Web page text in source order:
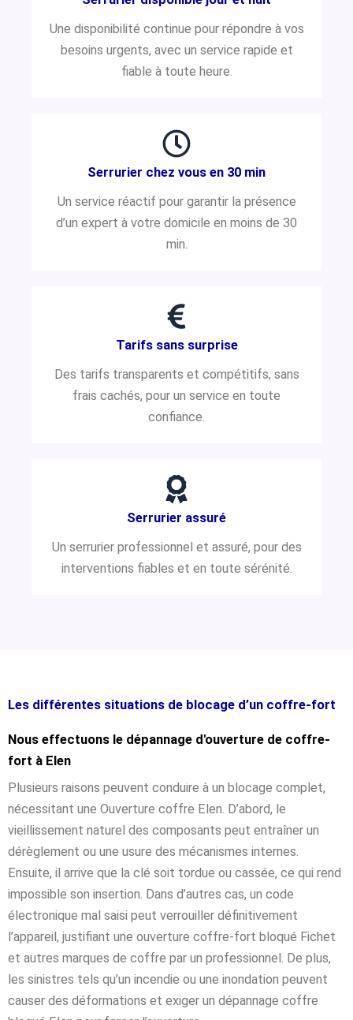
Une disponibilité continue pour répondre à vos
besoins urgents, avec un service rapide et
fiable à toute heure.
Serrurier chez vous en 30 min
Un service réactif pour garantir la présence
d’un expert à votre domicile en moins de 30
min.
Tarifs sans surprise
Des tarifs transparents et compétitifs, sans
frais cachés, pour un service en toute
confiance.
Serrurier assuré
Un serrurier professionnel et assuré, pour des
interventions fiables et en toute sérénité.
Les différentes situations de blocage d’un coffre-fort
Nous effectuons le dépannage d'ouverture de coffre-
fort à Elen
Plusieurs raisons peuvent conduire à un blocage complet,
nécessitant une Ouverture coffre Elen. D’abord, le
vieillissement naturel des composants peut entraîner un
dérèglement ou une usure des mécanismes internes.
Ensuite, il arrive que la clé soit tordue ou cassée, ce qui rend
impossible son insertion. Dans d’autres cas, un code
électronique mal saisi peut verrouiller définitivement
l’appareil, justifiant une ouverture coffre-fort bloqué Fichet
et autres marques de coffre par un professionnel. De plus,
les sinistres tels qu’un incendie ou une inondation peuvent
causer des déformations et exiger un dépannage coffre